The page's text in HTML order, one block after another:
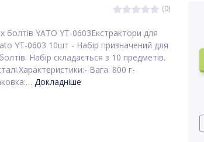
(0)
болтів YATO YT-0603Екстрактори для
YT-0603 10шт - Набір призначений для
Набір складається з 10 предметів.
Вага: 800 г-
Докладніше